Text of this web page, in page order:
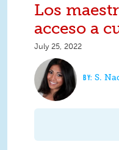
Los
acceso a
July 25, 2022
S.